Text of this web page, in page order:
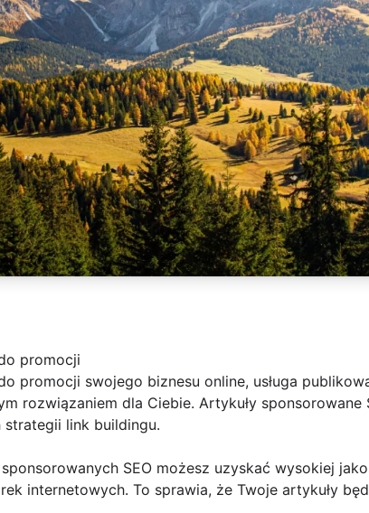
promocji
promocji swojego biznesu online, usługa
rozwiązaniem dla Ciebie. Artykuły sponsorowane
link buildingu.
SEO możesz uzyskać wysokiej
internetowych. To sprawia, że Twoje artykuły